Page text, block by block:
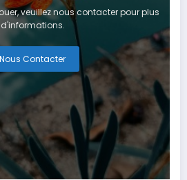
veuillez nous contacter pour plus
d'informations.
Nous Contacter